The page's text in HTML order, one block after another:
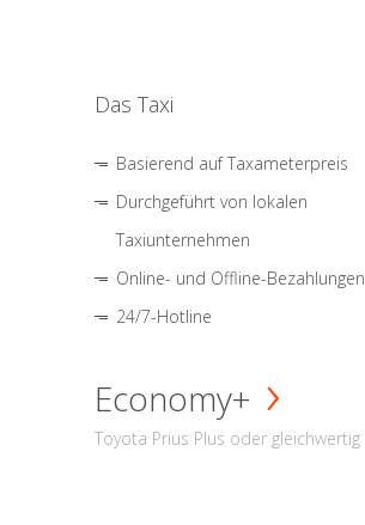
Das Taxi
Basierend auf Taxameterpreis
Durchgeführt von lokalen
Taxiunternehmen
Online- und Offline-Bezahlungen
24/7-Hotline
Economy+
Toyota Prius Plus oder gleichwertig